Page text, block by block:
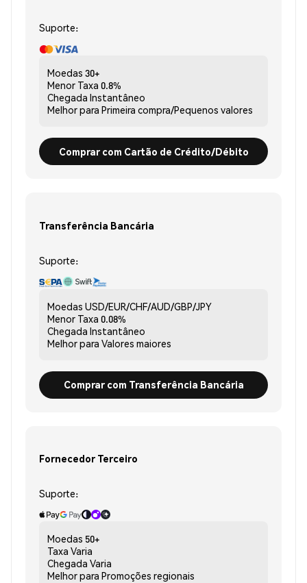
Suporte:
Moedas 30+
Menor Taxa 0.8%
Chegada Instantâneo
Melhor para Primeira compra/Pequenos valores
Comprar com Cartão de Crédito/Débito
Transferência Bancária
Suporte:
Moedas USD/EUR/CHF/AUD/GBP/JPY
Menor Taxa 0.08%
Chegada Instantâneo
Melhor para Valores maiores
Comprar com Transferência Bancária
Fornecedor Terceiro
Suporte:
Moedas 50+
Taxa Varia
Chegada Varia
Melhor para Promoções regionais